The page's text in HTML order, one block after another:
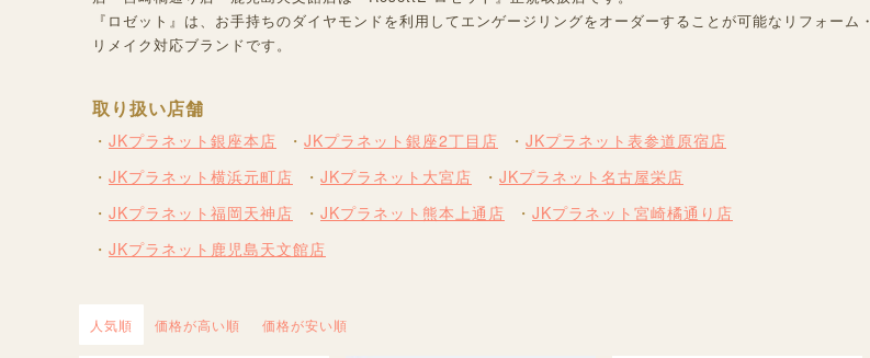
『ロゼット』は、お手持ちのダイヤモンドを利用してエンゲージリングをオーダーすることが可能なリフォーム・
リメイク対応ブランドです。
取り扱い店舗
JKプラネット銀座本店 JKプラネット銀座2丁目店
JKプラネット表参道原宿店
JKプラネット横浜元町店
JKプラネット大宮店
JKプラネット名古屋栄店
JKプラネット福岡天神店
JKプラネット熊本上通店
JKプラネット宮崎橘通り店
JKプラネット鹿児島天文館店
人気順 価格が高い順 価格が安い順